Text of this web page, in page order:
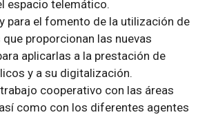
espacio telemático.
para el fomento de la utilización de
proporcionan las nuevas
aplicarlas a la prestación de
y a su digitalización.
cooperativo con las áreas
como con los diferentes agentes